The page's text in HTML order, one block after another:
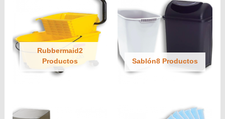
Rubbermaid2
Productos
Sablón8 Productos